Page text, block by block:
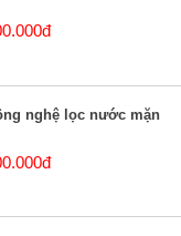
nghệ lọc nước mặn